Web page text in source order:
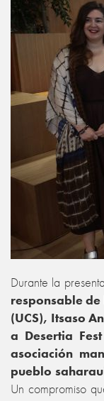
Durante la
responsable
(UCS), Itsaso
a Desertia
asociación
pueblo
Un compromiso